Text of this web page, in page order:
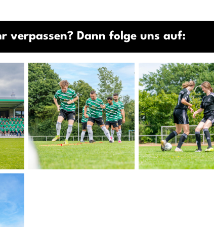
verpassen? Dann folge uns auf: